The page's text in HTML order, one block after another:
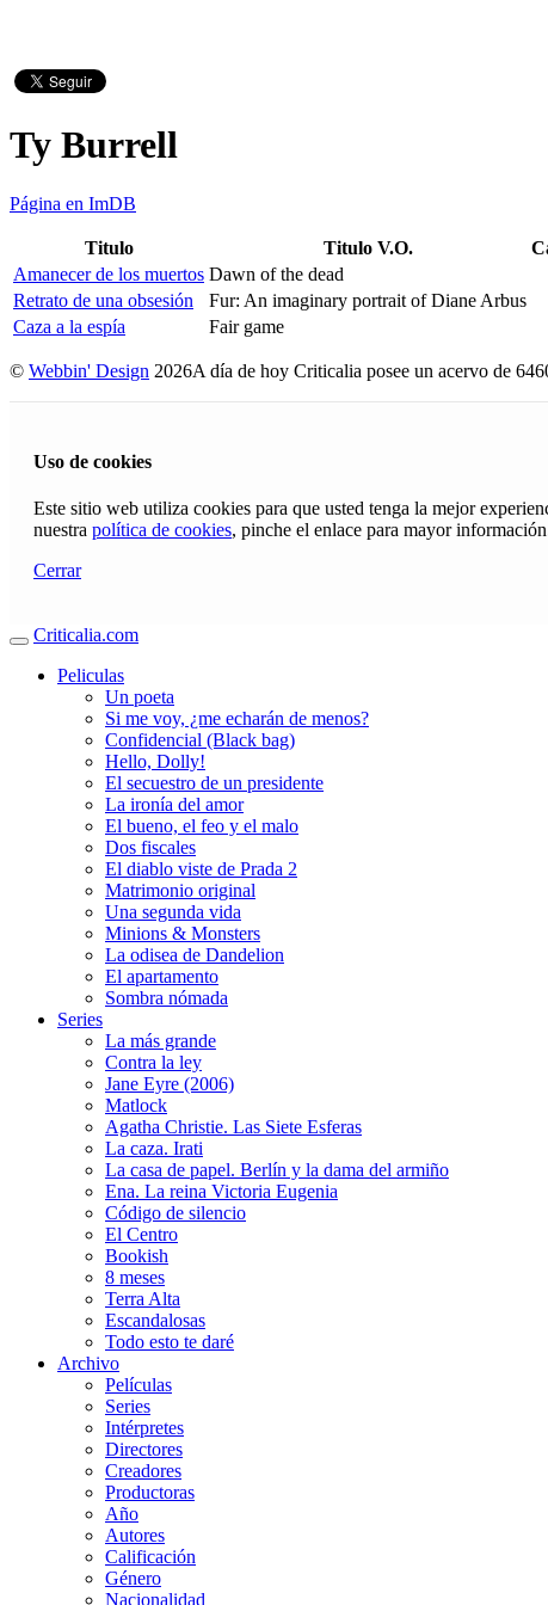
Ty Burrell
Página en ImDB
Titulo Titulo V.O.
Amanecer de los muertos Dawn of the dead
Retrato de una obsesión
Fur: An imaginary portrait of Diane Arbus
Caza a la espía
Fair game
© Webbin' Design 2026A día de hoy Criticalia posee un acervo de
Uso de cookies
Este sitio web utiliza cookies para que usted tenga la mejor
nuestra política de cookies, pinche el enlace para mayor
Cerrar
Criticalia.com
Peliculas
Un poeta
Si me voy, ¿me echarán de menos?
Confidencial (Black bag)
Hello, Dolly!
El secuestro de un presidente
La ironía del amor
El bueno, el feo y el malo
Dos fiscales
El diablo viste de Prada 2
Matrimonio original
Una segunda vida
Minions & Monsters
La odisea de Dandelion
El apartamento
Sombra nómada
Series
La más grande
Contra la ley
Jane Eyre (2006)
Matlock
Agatha Christie. Las Siete Esferas
La caza. Irati
La casa de papel. Berlín y la dama del armiño
Ena. La reina Victoria Eugenia
Código de silencio
El Centro
Bookish
8 meses
Terra Alta
Escandalosas
Todo esto te daré
Archivo
Películas
Series
Intérpretes
Directores
Creadores
Productoras
Año
Autores
Calificación
Género
Nacionalidad